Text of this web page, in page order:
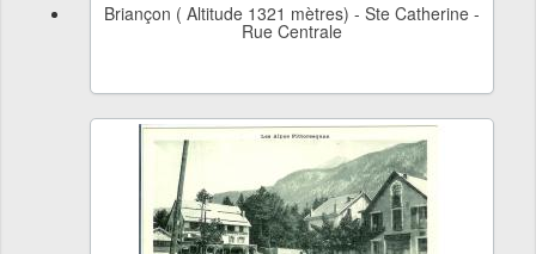
Briançon ( Altitude 1321 mètres) - Ste Catherine -
Rue Centrale